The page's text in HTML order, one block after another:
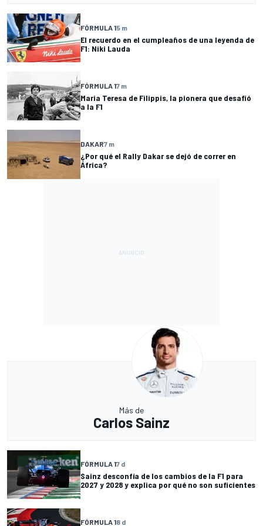
FÓRMULA 15 m
El recuerdo en el cumpleaños de una leyenda de
F1: Niki Lauda
FÓRMULA 17 m
Maria Teresa de Filippis, la pionera que desafió
a la F1
DAKAR7 m
¿Por qué el Rally Dakar se dejó de correr en
África?
Más de
Carlos Sainz
FÓRMULA 17 d
Sainz desconfía de los cambios de la F1 para
2027 y 2028 y explica por qué no son suficientes
FÓRMULA 18 d